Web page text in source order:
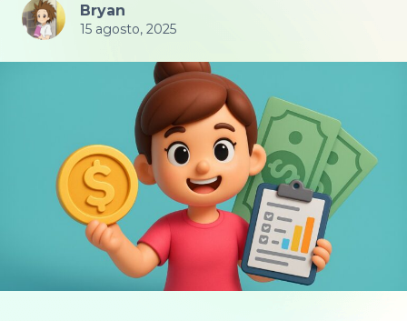
Bryan
15 agosto, 2025